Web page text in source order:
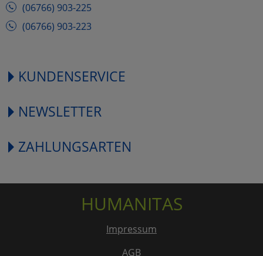
(06766) 903-225
(06766) 903-223
KUNDENSERVICE
NEWSLETTER
ZAHLUNGSARTEN
HUMANITAS
Impressum
AGB